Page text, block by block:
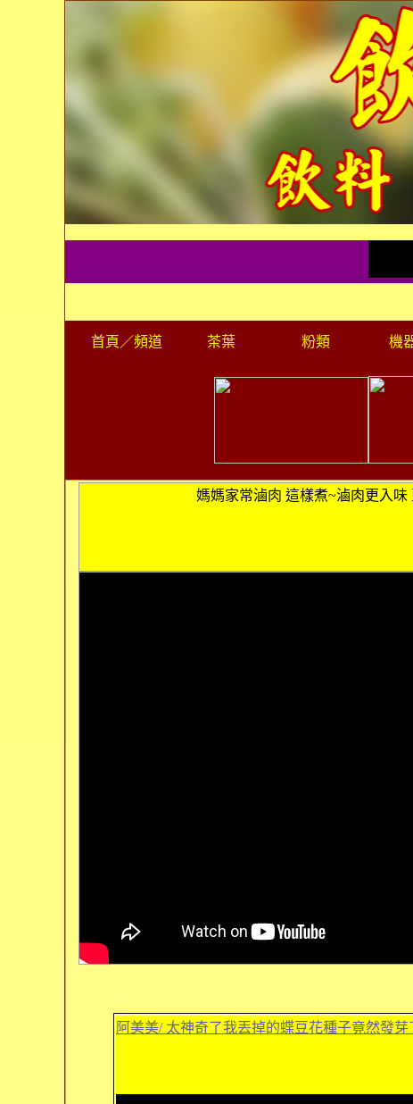
首頁 ／頻道 茶葉 粉類 機
媽媽家常滷肉 這樣煮~滷肉更入味
阿美美/ 太神奇了我丟掉的蝶豆花種子竟然發芽